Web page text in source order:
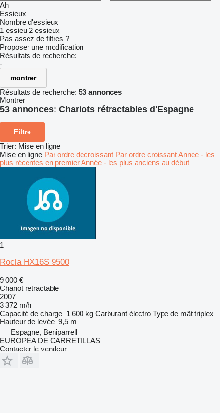
Ah
Essieux
Nombre d'essieux
1 essieu 2 essieux
Pas assez de filtres ?
Proposer une modification
Résultats de recherche:
-
montrer
Résultats de recherche: 53 annonces
Montrer
53 annonces: Chariots rétractables d'Espagne
Filtre
Trier: Mise en ligne
Mise en ligne Par ordre décroissant Par ordre croissantAnnée - les
plus récentes en premierAnnée - les plus anciens au début
1
Rocla HX16S 9500
9 000 €
Chariot rétractable
2007
3 372 m/h
Capacité de charge 1 600 kg Carburant électro Type de mât triplex
Hauteur de levée 9,5 m
Espagne, Beniparrell
EUROPEA DE CARRETILLAS
Contacter le vendeur